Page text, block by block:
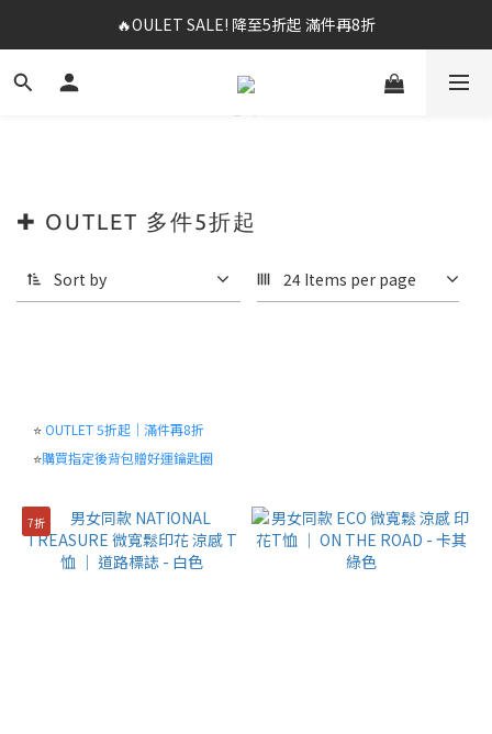
✨春夏新品最低8折起 ！2件再9折
🔥OULET SALE! 降至5折起 滿件再8折
✨購買指定後背包送好運鑰匙圈 (贈完為止)
✨春夏新品最低8折起 ！2件再9折
✚ OUTLET 多件5折起
Sort by 24 Items per page
⭐OUTLET 5折起｜滿件再8折
⭐購買指定後背包贈好運鑰匙圈
7折